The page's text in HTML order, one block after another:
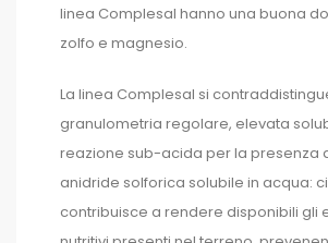
linea Complesal hanno una buona
zolfo e magnesio.
La linea Complesal si
granulometria regolare, elevata
reazione sub-acida per la presenza
anidride solforica solubile in acqua:
contribuisce a rendere disponibili gli